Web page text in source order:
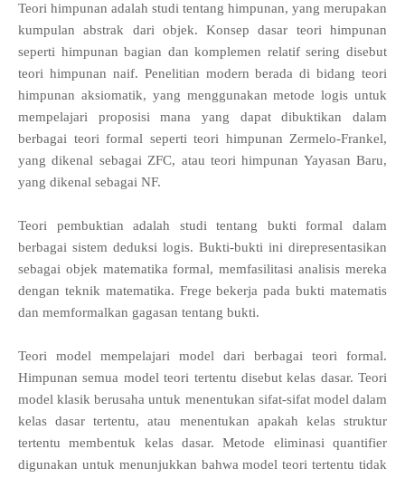
Teori himpunan adalah studi tentang himpunan, yang merupakan
kumpulan abstrak dari objek. Konsep dasar teori himpunan
seperti himpunan bagian dan komplemen relatif sering disebut
teori himpunan naif. Penelitian modern berada di bidang teori
himpunan aksiomatik, yang menggunakan metode logis untuk
mempelajari proposisi mana yang dapat dibuktikan dalam
berbagai teori formal seperti teori himpunan Zermelo-Frankel,
yang dikenal sebagai ZFC, atau teori himpunan Yayasan Baru,
yang dikenal sebagai NF.
Teori pembuktian adalah studi tentang bukti formal dalam
berbagai sistem deduksi logis. Bukti-bukti ini direpresentasikan
sebagai objek matematika formal, memfasilitasi analisis mereka
dengan teknik matematika. Frege bekerja pada bukti matematis
dan memformalkan gagasan tentang bukti.
Teori model mempelajari model dari berbagai teori formal.
Himpunan semua model teori tertentu disebut kelas dasar. Teori
model klasik berusaha untuk menentukan sifat-sifat model dalam
kelas dasar tertentu, atau menentukan apakah kelas struktur
tertentu membentuk kelas dasar. Metode eliminasi quantifier
digunakan untuk menunjukkan bahwa model teori tertentu tidak